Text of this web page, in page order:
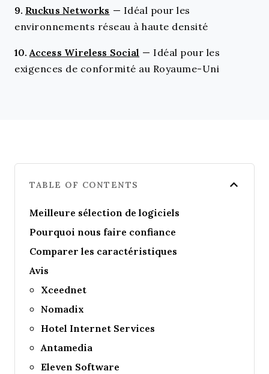
9. Ruckus Networks — Idéal pour les
environnements réseau à haute densité
10.Access Wireless Social — Idéal pour les
exigences de conformité au Royaume-Uni
TABLE OF CONTENTS
Meilleure sélection de logiciels
Pourquoi nous faire confiance
Comparer les caractéristiques
Avis
Xceednet
Nomadix
Hotel Internet Services
Antamedia
Eleven Software